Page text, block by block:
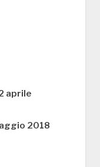
aprile
2018